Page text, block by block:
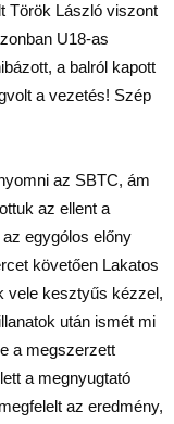
Török László viszont
U18-as
a balról kapott
a vezetés! Szép
az SBTC, ám
az ellent a
egygólos előny
követően Lakatos
vele kesztyűs kézzel,
után ismét mi
a megszerzett
a megnyugtató
az eredmény,